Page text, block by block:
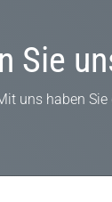
Sie
uns haben